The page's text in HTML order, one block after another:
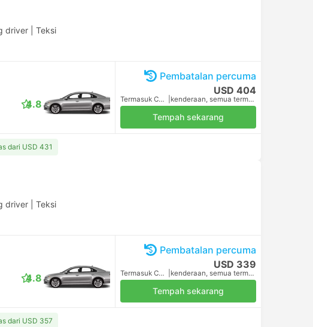
driver Teksi
4.8
Pembatalan percuma
USD 404
Termasuk Cukai kenderaan, semua termasuk
Tempah sekarang
dari USD 431
driver Teksi
4.8
Pembatalan percuma
USD 339
Termasuk Cukai kenderaan, semua termasuk
Tempah sekarang
dari USD 357